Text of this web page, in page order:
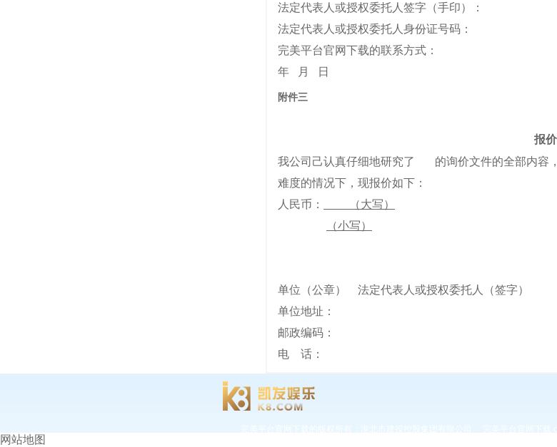
法定代表人或授权委托人签字（手印）：
法定代表人或授权委托人身份证号码：
完美平台官网下载的联系方式：
年 月 日
附件三
报
我公司己认真仔细地研究了 的询价文件的全部内容
难度的情况下，现报价如下：
人民币：
（大写）
（小写）
单位（公章） 法定代表人或授权委托人（签字）
单位地址：
邮政编码：
电 话：
网站地图